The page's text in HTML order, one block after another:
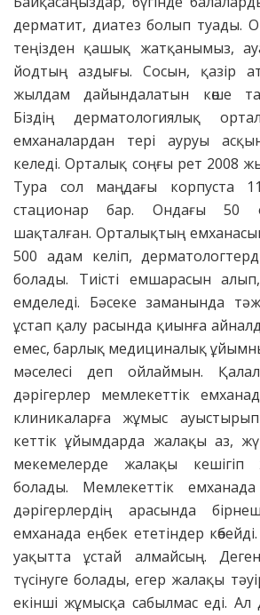
дерматит, диатез болып туады.
теңізден қашық жатқанымыз,
йодтың аздығы. Сосын, қазір
жылдам дайын­далатын көше
Біздің дерматологиялық
емханалардан тері ауруы
келеді. Орталық соңғы рет 2008
Тура сол маңдағы корпуста
стационар бар. Ондағы 50
шақталған. Орталықтың
500 адам келіп,
болады. Тиісті емшарасын
емделеді. Бәсеке заманында
ұстап қалу расында қиынға
емес, барлық медициналық
мәселесі деп ойлаймын.
дәрігерлер мемлекеттік
клиникаларға жұмыс
кеттік ұйымдарда жалақы аз,
мекемелерде жалақы кешігіп
болады. Мемлекеттік
дәрігерлердің арасында
емханада еңбек ететіндер
уақытта ұстай алмайсың.
түсінуге болады, егер жалақы
екінші жұмысқа сабылмас еді. Ал